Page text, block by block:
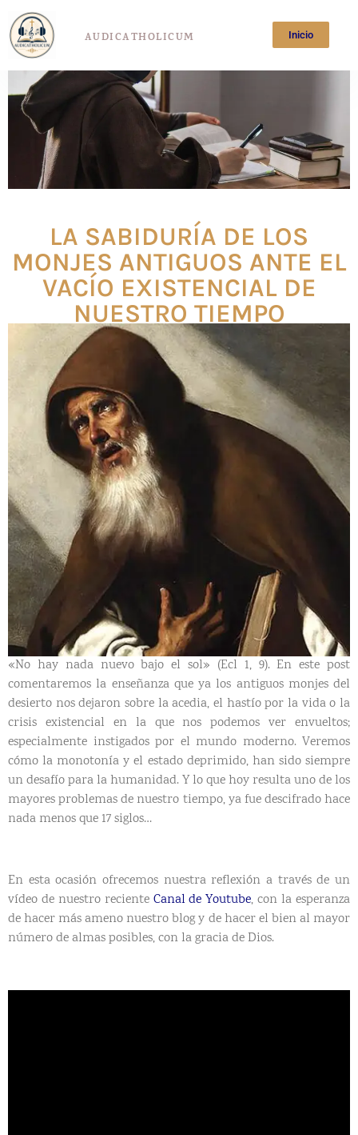
AUDICATHOLICUM Inicio
LA SABIDURÍA DE LOS
MONJES ANTIGUOS ANTE EL
VACÍO EXISTENCIAL DE
NUESTRO TIEMPO
«No hay nada nuevo bajo el sol» (Ecl 1, 9). En este post
comentaremos la enseñanza que ya los antiguos monjes del
desierto nos dejaron sobre la acedia, el hastío por la vida o la
crisis existencial en la que nos podemos ver envueltos;
especialmente instigados por el mundo moderno. Veremos
cómo la monotonía y el estado deprimido, han sido siempre
un desafío para la humanidad. Y lo que hoy resulta uno de los
mayores problemas de nuestro tiempo, ya fue descifrado hace
nada menos que 17 siglos…
En esta ocasión ofrecemos nuestra reflexión a través de un
vídeo de nuestro reciente Canal de Youtube, con la esperanza
de hacer más ameno nuestro blog y de hacer el bien al mayor
número de almas posibles, con la gracia de Dios.